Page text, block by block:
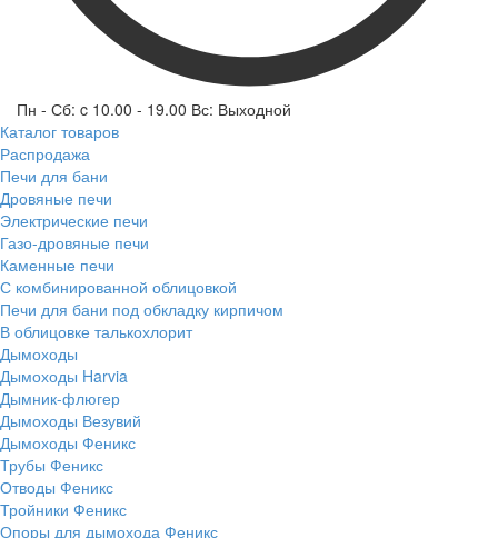
Пн - Сб: c 10.00 - 19.00 Вс: Выходной
Каталог товаров
Распродажа
Печи для бани
Дровяные печи
Электрические печи
Газо-дровяные печи
Каменные печи
С комбинированной облицовкой
Печи для бани под обкладку кирпичом
В облицовке талькохлорит
Дымоходы
Дымоходы Harvia
Дымник-флюгер
Дымоходы Везувий
Дымоходы Феникс
Трубы Феникс
Отводы Феникс
Тройники Феникс
Опоры для дымохода Феникс